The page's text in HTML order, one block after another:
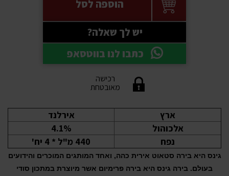
הוספה לסל
יש לך שאלה?
כתבו לנו בווטסאפ
רכישה
מאובטחת
ארץ
אירלנד
אלכוהול
4.1%
נפח
440 מ"ל * 4 יח'
גינס היא בירה סטאוט אירית כהה, ואחד המותגים המוכרים והידועים
בעולם. בירה גינס היא בירה פרימיום אשר מיוצרת במתכון סודי